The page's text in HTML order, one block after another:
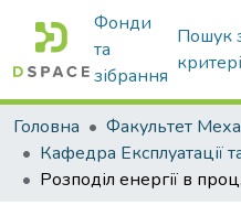
Фонди
та
зібрання
Пошук
Головна